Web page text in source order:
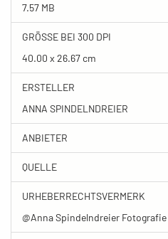
7.57 MB
GRÖSSE BEI 300 DPI
40.00 x 26.67 cm
ERSTELLER
ANNA SPINDELNDREIER
ANBIETER
QUELLE
URHEBERRECHTSVERMERK
@Anna Spindelndreier Fotografie